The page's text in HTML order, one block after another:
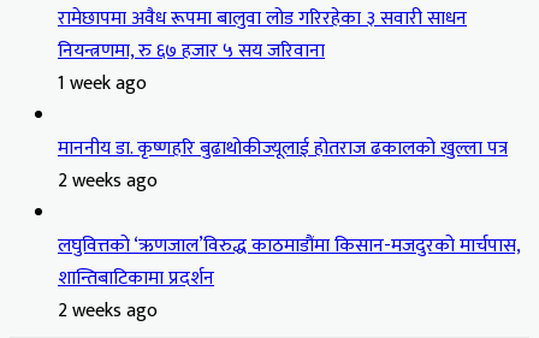
रामेछापमा अवैध रूपमा बालुवा लोड गरिरहेका ३ सवारी साधन
नियन्त्रणमा, रु ६७ हजार ५ सय जरिवाना
1 week ago
माननीय डा. कृष्णहरि बुढाथोकीज्यूलाई होतराज ढकालको खुल्ला पत्र
2 weeks ago
लघुवित्तको ‘ऋणजाल’विरुद्ध काठमाडौंमा किसान-मजदुरको मार्चपास,
शान्तिबाटिकामा प्रदर्शन
2 weeks ago